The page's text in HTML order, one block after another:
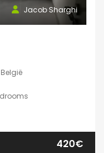
Jacob Sharghi
420€